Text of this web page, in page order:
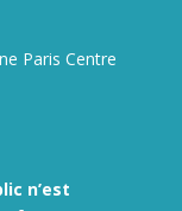
Paris Centre
n’est